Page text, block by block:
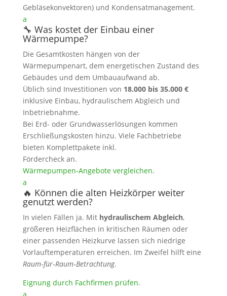
Gebläsekonvektoren) und Kondensatmanagement.
a
🔧 Was kostet der Einbau einer
Wärmepumpe?
Die Gesamtkosten hängen von der
Wärmepumpenart, dem energetischen Zustand des
Gebäudes und dem Umbauaufwand ab.
Üblich sind Investitionen von 18.000 bis 35.000 €
inklusive Einbau, hydraulischem Abgleich und
Inbetriebnahme.
Bei Erd- oder Grundwasserlösungen kommen
Erschließungskosten hinzu. Viele Fachbetriebe
bieten Komplettpakete inkl.
Fördercheck an.
Wärmepumpen‑Angebote vergleichen.
a
🔥 Können die alten Heizkörper weiter
genutzt werden?
In vielen Fällen ja. Mit hydraulischem Abgleich,
größeren Heizflächen in kritischen Räumen oder
einer passenden Heizkurve lassen sich niedrige
Vorlauftemperaturen erreichen. Im Zweifel hilft eine
Raum‑für‑Raum‑Betrachtung.
Eignung durch Fachfirmen prüfen.